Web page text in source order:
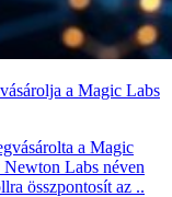
a Magic Labs
a Magic
Newton Labs néven
összpontosít az ..